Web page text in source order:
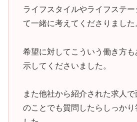
ライフスタイルやライフステ
て一緒に考えてくださりました
希望に対してこういう働き方
示してくださいました。
また他社から紹介された求人
のことでも質問したらしっかり